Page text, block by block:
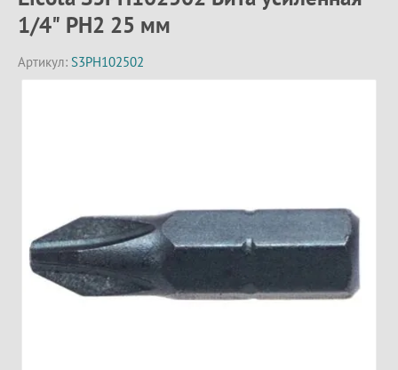
1/4" PH2 25 мм
Артикул: S3PH102502